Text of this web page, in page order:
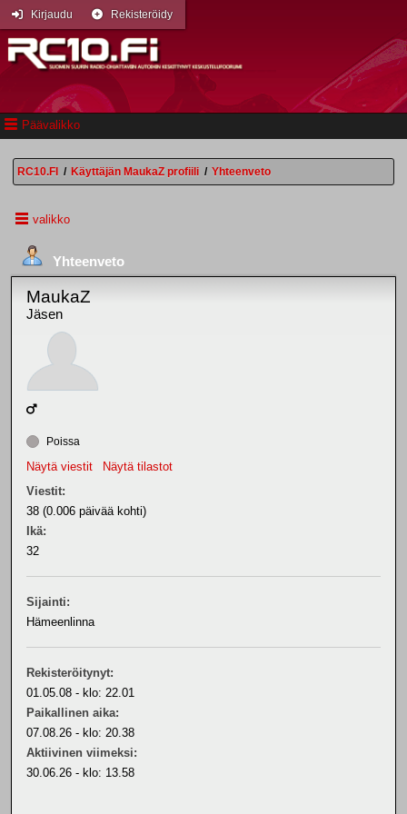
Päävalikko
Kirjaudu Rekisteröidy
RC10.FI / Käyttäjän MaukaZ profiili / Yhteenveto
valikko
Yhteenveto
MaukaZ
Jäsen
Poissa
Näytä viestit
Näytä tilastot
Viestit:
38 (0.006 päivää kohti)
Ikä:
32
Sijainti:
Hämeenlinna
Rekisteröitynyt:
01.05.08 - klo: 22.01
Paikallinen aika:
07.08.26 - klo: 20.38
Aktiivinen viimeksi:
30.06.26 - klo: 13.58